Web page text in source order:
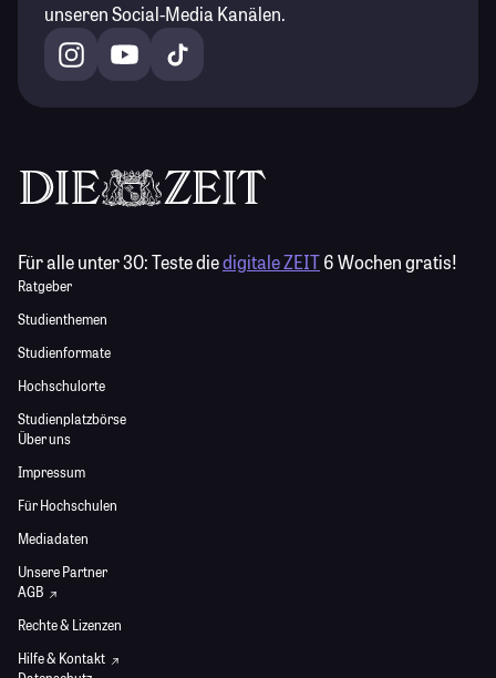
unseren Social-Media Kanälen.
Für alle unter 30:Teste diedigitale ZEIT6 Wochen gratis!
Ratgeber
Studienthemen
Studienformate
Hochschulorte
Studienplatzbörse
Über uns
Impressum
Für Hochschulen
Mediadaten
Unsere Partner
AGB
Rechte & Lizenzen
Hilfe & Kontakt